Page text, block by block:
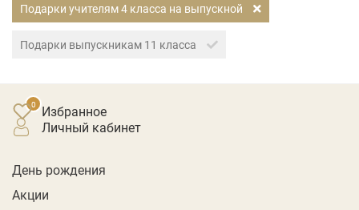
Подарки учителям 4 класса на выпускной
Подарки выпускникам 11 класса
Избранное
личный кабинет
День рождения
Акции